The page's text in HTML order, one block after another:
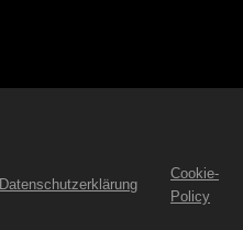
Datenschutzerklärung
Cookie-
Policy